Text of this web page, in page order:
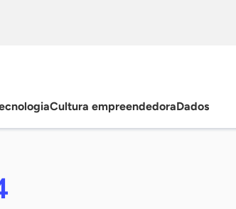
Cultura empreendedoraDados